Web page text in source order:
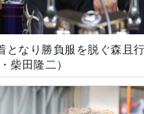
となり勝負服を脱ぐ森且
柴田隆二）